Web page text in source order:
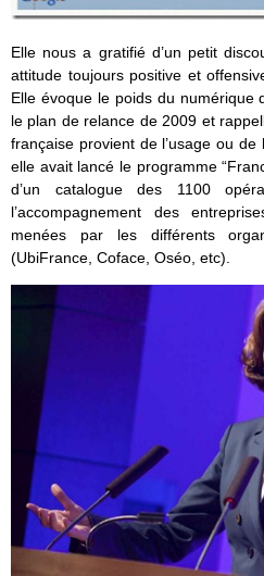
Elle nous a gratifié d’un petit
attitude toujours positive et
Elle évoque le poids du numérique
le plan de relance de 2009 et
française provient de l’usage ou
elle avait lancé le programme
d’un catalogue des 1100
l’accompagnement des
menées par les différents
(UbiFrance, Coface, Oséo, etc).